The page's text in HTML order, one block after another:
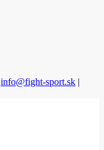
info@fight-sport.sk |